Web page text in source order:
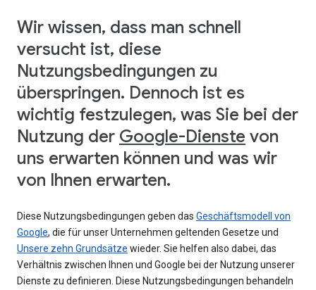
Wir wissen, dass man schnell
versucht ist, diese
Nutzungsbedingungen zu
überspringen. Dennoch ist es
wichtig festzulegen, was Sie bei der
Nutzung der Google-Dienste von
uns erwarten können und was wir
von Ihnen erwarten.
Diese Nutzungsbedingungen geben das Geschäftsmodell von
Google, die für unser Unternehmen geltenden Gesetze und
Unsere zehn Grundsätze wieder. Sie helfen also dabei, das
Verhältnis zwischen Ihnen und Google bei der Nutzung unserer
Dienste zu definieren. Diese Nutzungsbedingungen behandeln